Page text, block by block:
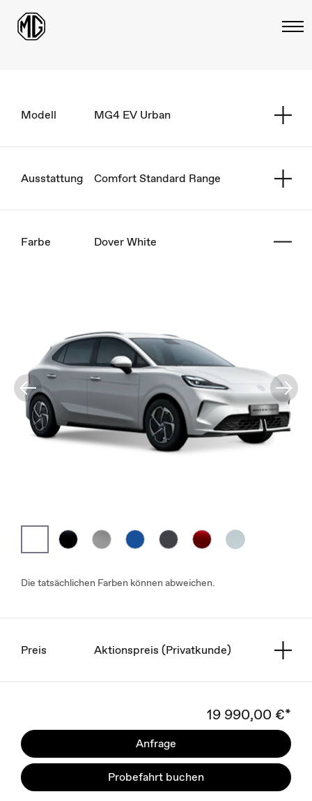
Modell MG4 EV Urban
Ausstattung Comfort Standard Range
Farbe Dover White
Die tatsächlichen Farben können abweichen.
Preis Aktionspreis (Privatkunde)
19 990,00 €*
Anfrage
Probefahrt buchen